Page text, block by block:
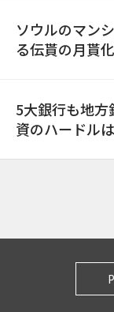
ソウルのマン
る伝貰の月貰
5大銀行も地
資のハードル